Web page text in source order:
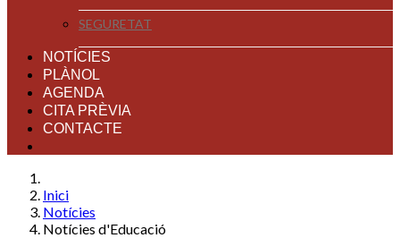
SEGURETAT
NOTÍCIES
PLÀNOL
AGENDA
CITA PRÈVIA
CONTACTE
Inici
Notícies
Notícies d'Educació